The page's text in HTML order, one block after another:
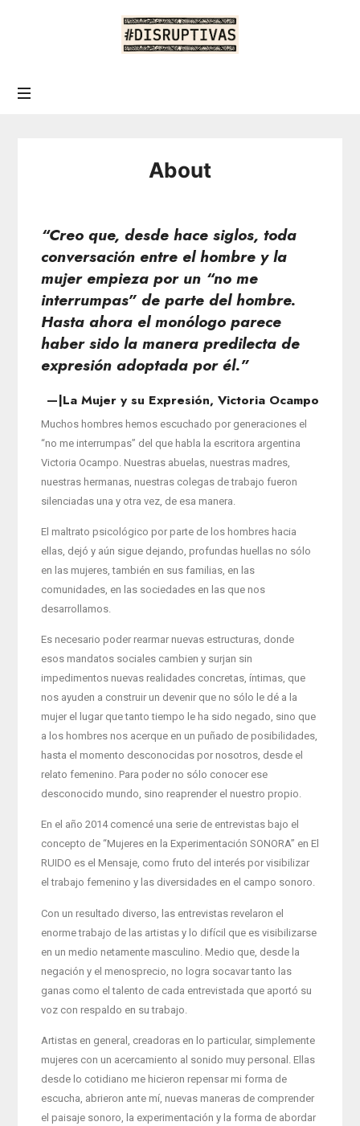
About
“Creo que, desde hace siglos, toda
conversación entre el hombre y la
mujer empieza por un “no me
interrumpas” de parte del hombre.
Hasta ahora el monólogo parece
haber sido la manera predilecta de
expresión adoptada por él.”
—|La Mujer y su Expresión, Victoria Ocampo
Muchos hombres hemos escuchado por generaciones el
“no me interrumpas” del que habla la escritora argentina
Victoria Ocampo. Nuestras abuelas, nuestras madres,
nuestras hermanas, nuestras colegas de trabajo fueron
silenciadas una y otra vez, de esa manera.
El maltrato psicológico por parte de los hombres hacia
ellas, dejó y aún sigue dejando, profundas huellas no sólo
en las mujeres, también en sus familias, en las
comunidades, en las sociedades en las que nos
desarrollamos.
Es necesario poder rearmar nuevas estructuras, donde
esos mandatos sociales cambien y surjan sin
impedimentos nuevas realidades concretas, íntimas, que
nos ayuden a construir un devenir que no sólo le dé a la
mujer el lugar que tanto tiempo le ha sido negado, sino que
a los hombres nos acerque en un puñado de posibilidades,
hasta el momento desconocidas por nosotros, desde el
relato femenino. Para poder no sólo conocer ese
desconocido mundo, sino reaprender el nuestro propio.
En el año 2014 comencé una serie de entrevistas bajo el
concepto de “Mujeres en la Experimentación SONORA” en El
RUIDO es el Mensaje, como fruto del interés por visibilizar
el trabajo femenino y las diversidades en el campo sonoro.
Con un resultado diverso, las entrevistas revelaron el
enorme trabajo de las artistas y lo difícil que es visibilizarse
en un medio netamente masculino. Medio que, desde la
negación y el menosprecio, no logra socavar tanto las
ganas como el talento de cada entrevistada que aportó su
voz con respaldo en su trabajo.
Artistas en general, creadoras en lo particular, simplemente
mujeres con un acercamiento al sonido muy personal. Ellas
desde lo cotidiano me hicieron repensar mi forma de
escucha, abrieron ante mí, nuevas maneras de comprender
el paisaje sonoro, la experimentación y la forma de abordar